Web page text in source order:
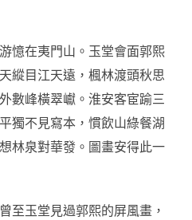
憶在夷門山。玉堂會面郭熙
縱目江天遠，楓林渡頭秋思
數峰橫翠巘。淮安客宦踰三
獨不見寫本，慣飲山綠餐湖
林泉對華發。圖畫安得此一
至玉堂見過郭熙的屏風畫，